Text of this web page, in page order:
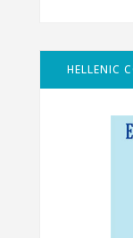
HELLENIC